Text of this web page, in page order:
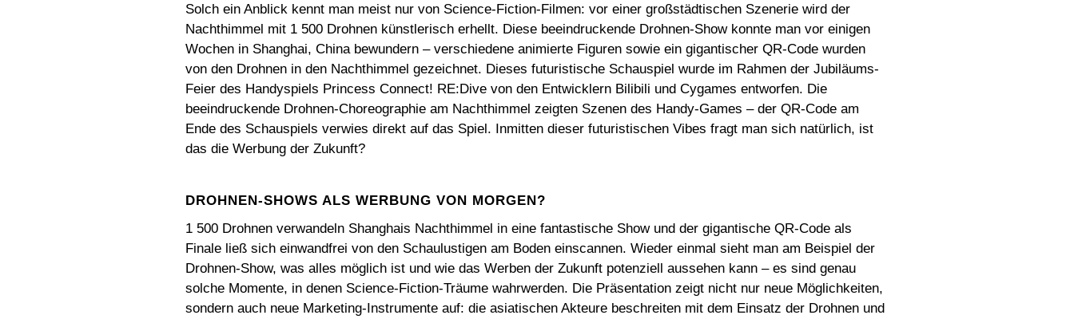
Solch ein Anblick kennt man meist nur von Science-Fiction-Filmen: vor einer großstädtischen Szenerie wird der
Nachthimmel mit 1 500 Drohnen künstlerisch erhellt. Diese beeindruckende Drohnen-Show konnte man vor einigen
Wochen in Shanghai, China bewundern – verschiedene animierte Figuren sowie ein gigantischer QR-Code wurden
von den Drohnen in den Nachthimmel gezeichnet. Dieses futuristische Schauspiel wurde im Rahmen der Jubiläums-
Feier des Handyspiels Princess Connect! RE:Dive von den Entwicklern Bilibili und Cygames entworfen. Die
beeindruckende Drohnen-Choreographie am Nachthimmel zeigten Szenen des Handy-Games – der QR-Code am
Ende des Schauspiels verwies direkt auf das Spiel. Inmitten dieser futuristischen Vibes fragt man sich natürlich, ist
das die Werbung der Zukunft?
DROHNEN-SHOWS ALS WERBUNG VON MORGEN?
1 500 Drohnen verwandeln Shanghais Nachthimmel in eine fantastische Show und der gigantische QR-Code als
Finale ließ sich einwandfrei von den Schaulustigen am Boden einscannen. Wieder einmal sieht man am Beispiel der
Drohnen-Show, was alles möglich ist und wie das Werben der Zukunft potenziell aussehen kann – es sind genau
solche Momente, in denen Science-Fiction-Träume wahrwerden. Die Präsentation zeigt nicht nur neue Möglichkeiten,
sondern auch neue Marketing-Instrumente auf: die asiatischen Akteure beschreiten mit dem Einsatz der Drohnen und